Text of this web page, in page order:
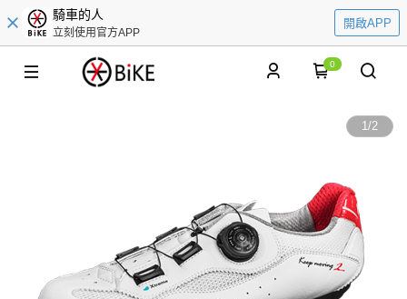
騎車的人
立刻使用官方APP
開啟APP
0
1/2